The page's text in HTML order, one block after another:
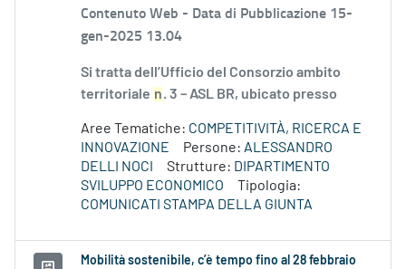
Contenuto Web - Data di Pubblicazione 15-
gen-2025 13.04
Si tratta dell’Ufficio del Consorzio ambito
territoriale n. 3 – ASL BR, ubicato presso
Aree Tematiche: COMPETITIVITÀ, RICERCA E
INNOVAZIONE
Persone: ALESSANDRO
DELLI NOCI
Strutture: DIPARTIMENTO
SVILUPPO ECONOMICO
Tipologia:
COMUNICATI STAMPA DELLA GIUNTA
Mobilità sostenibile, c’è tempo fino al 28 febbraio